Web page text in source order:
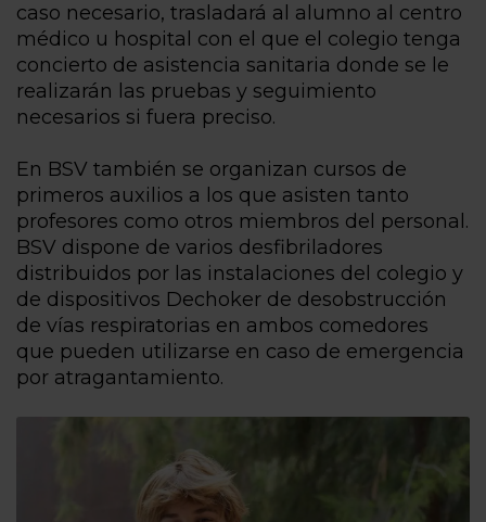
caso necesario, trasladará al alumno al centro
médico u hospital con el que el colegio tenga
concierto de asistencia sanitaria donde se le
realizarán las pruebas y seguimiento
necesarios si fuera preciso.
En BSV también se organizan cursos de
primeros auxilios a los que asisten tanto
profesores como otros miembros del personal.
BSV dispone de varios desfibriladores
distribuidos por las instalaciones del colegio y
de dispositivos Dechoker de desobstrucción
de vías respiratorias en ambos comedores
que pueden utilizarse en caso de emergencia
por atragantamiento.